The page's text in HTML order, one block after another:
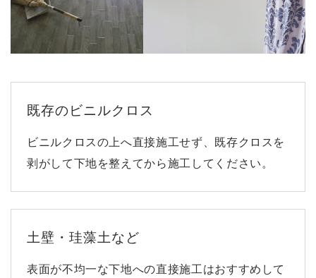
既存のビニルクロス
ビニルクロスの上へ直接施工せず、既存クロスを
剥がして下地を整えてから施工してください。
土壁・珪藻土など
表面が不均一な下地への直接施工はおすすめして